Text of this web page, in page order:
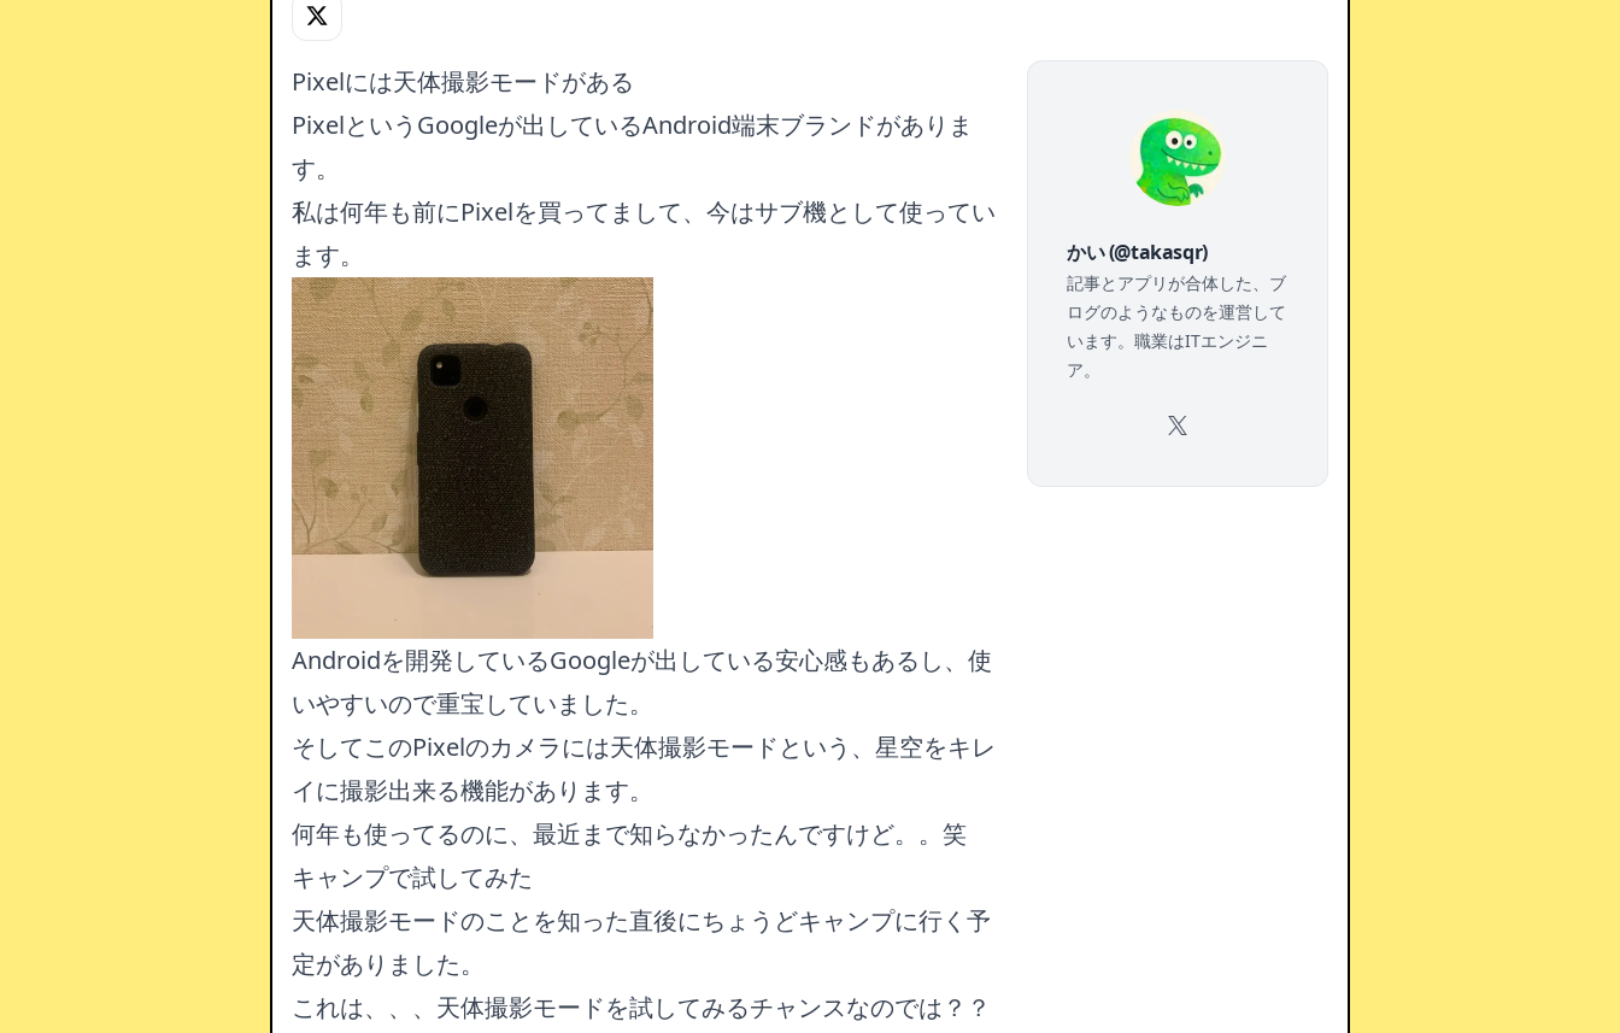
Pixelには天体撮影モードがある
PixelというGoogleが出しているAndroid端末ブランドがありま
す。
私は何年も前にPixelを買ってまして、今はサブ機として使ってい
ます。
Androidを開発しているGoogleが出している安心感もあるし、使
いやすいので重宝していました。
そしてこのPixelのカメラには天体撮影モードという、星空をキレ
イに撮影出来る機能があります。
何年も使ってるのに、最近まで知らなかったんですけど。。笑
キャンプで試してみた
天体撮影モードのことを知った直後にちょうどキャンプに行く予
定がありました。
これは、、、天体撮影モードを試してみるチャンスなのでは？？
かい (@takasqr)
記事とアプリが合体した、ブ
ログのようなものを運営して
います。職業はITエンジニ
ア。
X